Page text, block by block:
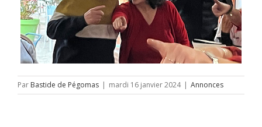
Par Bastide de Pégomas | mardi 16 janvier 2024 | Annonces